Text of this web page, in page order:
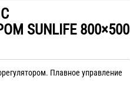
SUNLIFE 800×500
Плавное управление